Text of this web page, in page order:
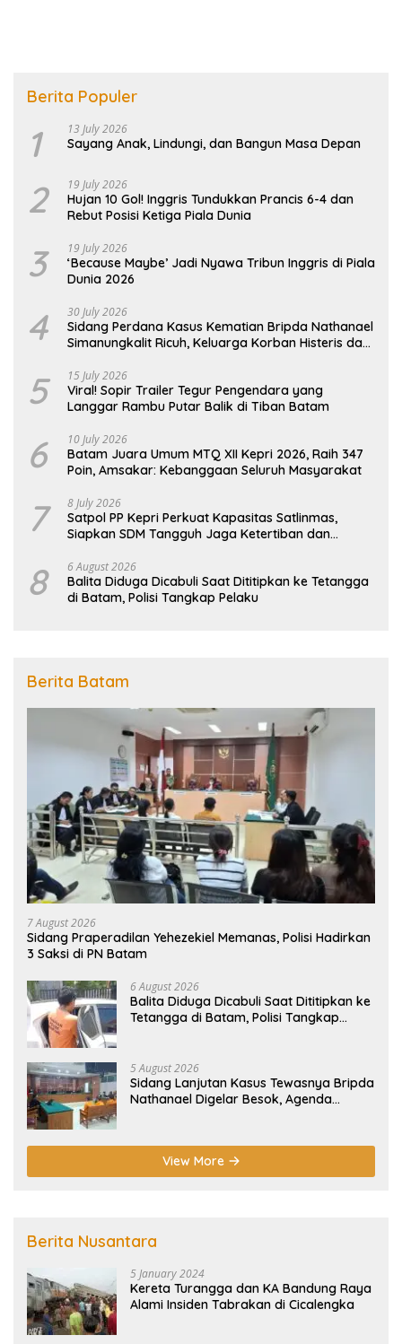
Berita Populer
1 13 July 2026
Sayang Anak, Lindungi, dan Bangun Masa Depan
2 19 July 2026
Hujan 10 Gol! Inggris Tundukkan Prancis 6-4 dan
Rebut Posisi Ketiga Piala Dunia
3 19 July 2026
‘Because Maybe’ Jadi Nyawa Tribun Inggris di Piala
Dunia 2026
4 30 July 2026
Sidang Perdana Kasus Kematian Bripda Nathanael
Simanungkalit Ricuh, Keluarga Korban Histeris dan
5 15 July 2026
Viral! Sopir Trailer Tegur Pengendara yang
Langgar Rambu Putar Balik di Tiban Batam
6 10 July 2026
Batam Juara Umum MTQ XII Kepri 2026, Raih 347
Poin, Amsakar: Kebanggaan Seluruh Masyarakat
7 8 July 2026
Satpol PP Kepri Perkuat Kapasitas Satlinmas,
Siapkan SDM Tangguh Jaga Ketertiban dan
8 6 August 2026
Balita Diduga Dicabuli Saat Dititipkan ke Tetangga
di Batam, Polisi Tangkap Pelaku
Berita Batam
7 August 2026
Sidang Praperadilan Yehezekiel Memanas, Polisi Hadirkan
3 Saksi di PN Batam
6 August 2026
Balita Diduga Dicabuli Saat Dititipkan ke
Tetangga di Batam, Polisi Tangkap
5 August 2026
Sidang Lanjutan Kasus Tewasnya Bripda
Nathanael Digelar Besok, Agenda
View More
Berita Nusantara
5 January 2024
Kereta Turangga dan KA Bandung Raya
Alami Insiden Tabrakan di Cicalengka